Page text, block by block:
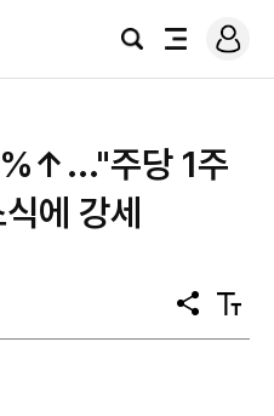
검
전
로
그
주당 1주
에 강세
공
유
텍
스